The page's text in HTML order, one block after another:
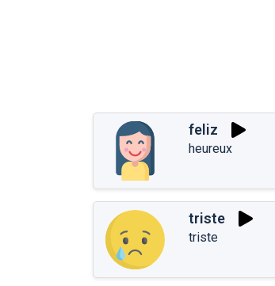
feliz
heureux
triste
triste